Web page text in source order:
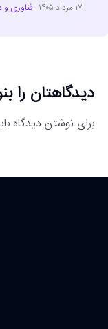
۱۷ مرداد ۱۴۰۵ فناوری و
دیدگاهتان را
برای نوشتن دیدگاه